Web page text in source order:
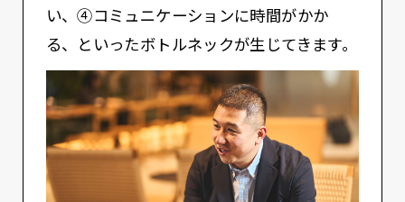
い、④コミュニケーションに時間がかか
る、といったボトルネックが生じてきます。